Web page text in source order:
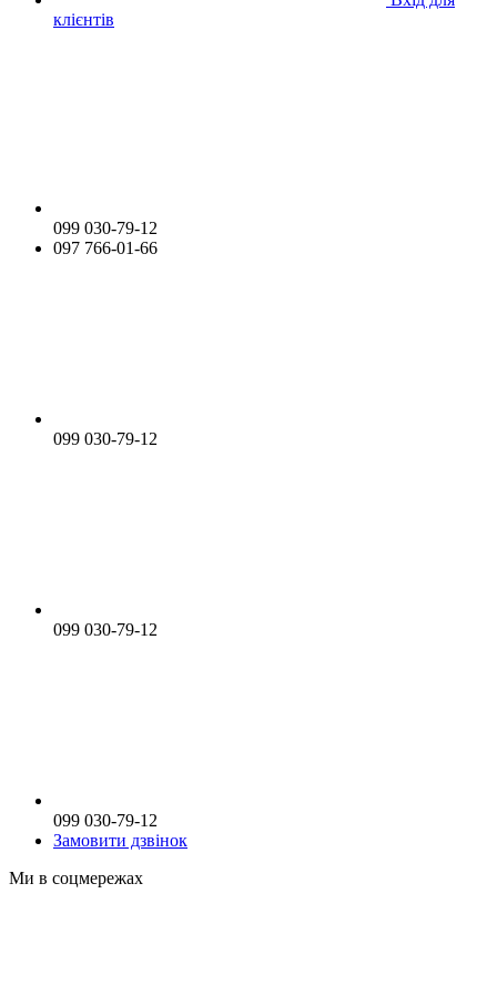
клієнтів
099 030-79-12
097 766-01-66
099 030-79-12
099 030-79-12
099 030-79-12
Замовити дзвінок
Ми в соцмережах